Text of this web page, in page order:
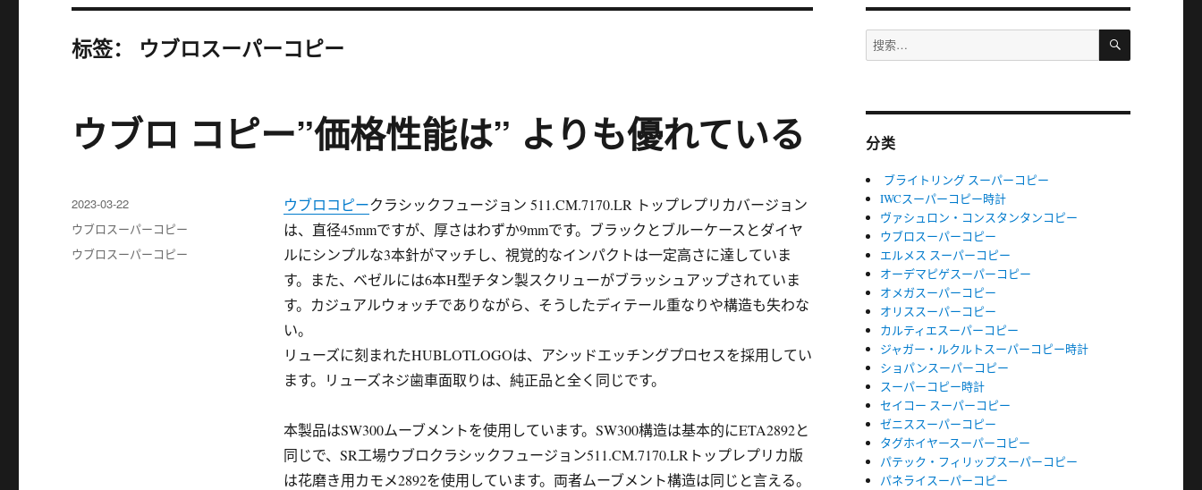
标签： ウブロスーパーコピー
ウブロ コピー”価格性能は” よりも優れている
ウブロコピークラシックフュージョン 511.CM.7170.LR トップレプリカバージョン
は、直径45mmですが、厚さはわずか9mmです。ブラックとブルーケースとダイヤ
ルにシンプルな3本針がマッチし、視覚的なインパクトは一定高さに達していま
す。また、ベゼルには6本H型チタン製スクリューがブラッシュアップされていま
す。カジュアルウォッチでありながら、そうしたディテール重なりや構造も失わな
い。
リューズに刻まれたHUBLOTLOGOは、アシッドエッチングプロセスを採用してい
ます。リューズネジ歯車面取りは、純正品と全く同じです。
本製品はSW300ムーブメントを使用しています。SW300構造は基本的にETA2892と
同じで、SR工場ウブロクラシックフュージョン511.CM.7170.LRトップレプリカ版
は花磨き用カモメ2892を使用しています。両者ムーブメント構造は同じと言える。
发
布
于
2023-03-22
分
类
ウブロスーパーコピー
标
ウブロスーパーコピー
搜
索：
搜
分类
ブライトリング スーパーコピー
IWCスーパーコピー時計
ヴァシュロン・コンスタンタンコピー
ウブロスーパーコピー
エルメス スーパーコピー
オーデマピゲスーパーコピー
オメガスーパーコピー
オリススーパーコピー
カルティエスーパーコピー
ジャガー・ルクルトスーパーコピー時計
ショパンスーパーコピー
スーパーコピー時計
セイコー スーパーコピー
ゼニススーパーコピー
タグホイヤースーパーコピー
パテック・フィリップスーパーコピー
パネライスーパーコピー